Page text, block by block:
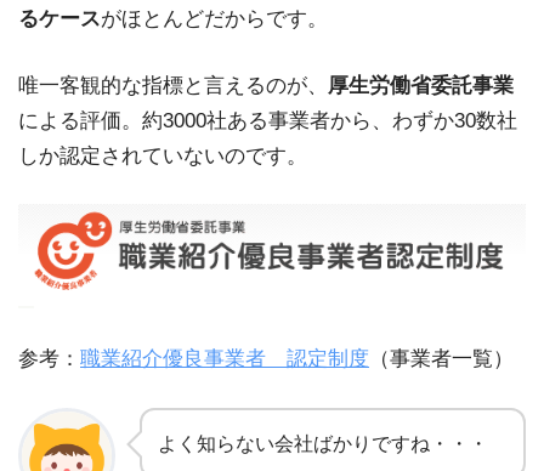
るケースがほとんどだからです。
唯一客観的な指標と言えるのが、
厚生労働省委託事業
による評価。約3000社ある事業者から、わずか30数社
しか認定されていないのです。
参考： 職業紹介優良事業者 認定制度 （事業者一覧）
よく知らない会社ばかりですね・・・